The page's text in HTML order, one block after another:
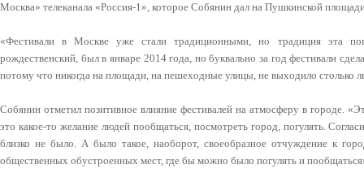
Москва» телеканала «Россия-1», которое Собянин дал на Пушкинской
«Фестивали в Москве уже стали традиционными, но традиция эта
рождественский, был в январе 2014 года, но буквально за год фестивали
потому что никогда на площади, на пешеходные улицы, не выходило столько
Собянин отметил позитивное влияние фестивалей на атмосферу в городе.
это какое-то желание людей пообщаться, посмотреть город, погулять.
близко не было. А было такое, наоборот, своеобразное отчуждение к
общественных обустроенных мест, где бы можно было погулять и